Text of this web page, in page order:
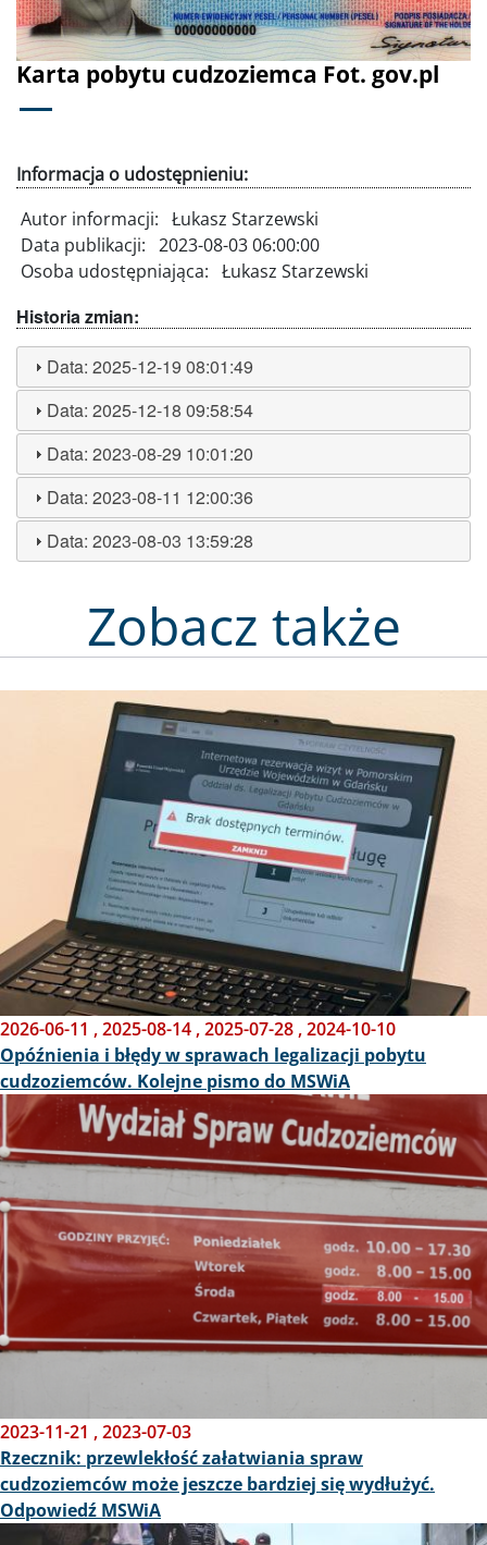
Karta pobytu cudzoziemca Fot. gov.pl
Informacja o udostępnieniu:
Autor informacji: Łukasz Starzewski
Data publikacji: 2023-08-03 06:00:00
Osoba udostępniająca: Łukasz Starzewski
Historia zmian:
Data:2025-12-19 08:01:49
Data:2025-12-18 09:58:54
Data:2023-08-29 10:01:20
Data:2023-08-11 12:00:36
Data:2023-08-03 13:59:28
Zobacz także
2026-06-11 ,2025-08-14 ,2025-07-28 ,2024-10-10
Opóźnienia i błędy w sprawach legalizacji pobytu
cudzoziemców. Kolejne pismo do MSWiA
Obraz
2023-11-21 ,2023-07-03
Rzecznik: przewlekłość załatwiania spraw
cudzoziemców może jeszcze bardziej się wydłużyć.
Odpowiedź MSWiA